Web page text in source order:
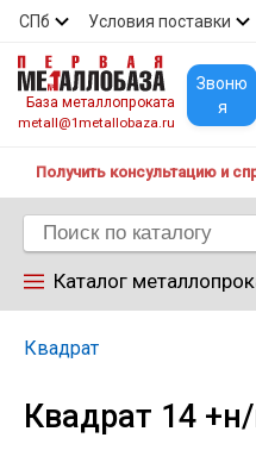
СПб Условия поставки
Скидки Прайс
База металлопроката
metall@1metallobaza.ru
Звоню
я
Получить консультацию и
Каталог
Труба
Квадрат
Квадрат 14